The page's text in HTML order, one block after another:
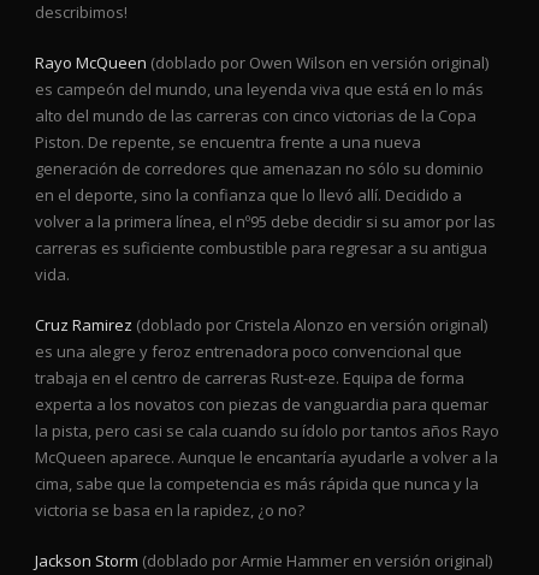
describimos!
Rayo McQueen (doblado por Owen Wilson en versión original)
es campeón del mundo, una leyenda viva que está en lo más
alto del mundo de las carreras con cinco victorias de la Copa
Piston. De repente, se encuentra frente a una nueva
generación de corredores que amenazan no sólo su dominio
en el deporte, sino la confianza que lo llevó allí. Decidido a
volver a la primera línea, el nº95 debe decidir si su amor por las
carreras es suficiente combustible para regresar a su antigua
vida.
Cruz Ramirez (doblado por Cristela Alonzo en versión original)
es una alegre y feroz entrenadora poco convencional que
trabaja en el centro de carreras Rust-eze. Equipa de forma
experta a los novatos con piezas de vanguardia para quemar
la pista, pero casi se cala cuando su ídolo por tantos años Rayo
McQueen aparece. Aunque le encantaría ayudarle a volver a la
cima, sabe que la competencia es más rápida que nunca y la
victoria se basa en la rapidez, ¿o no?
Jackson Storm (doblado por Armie Hammer en versión original)